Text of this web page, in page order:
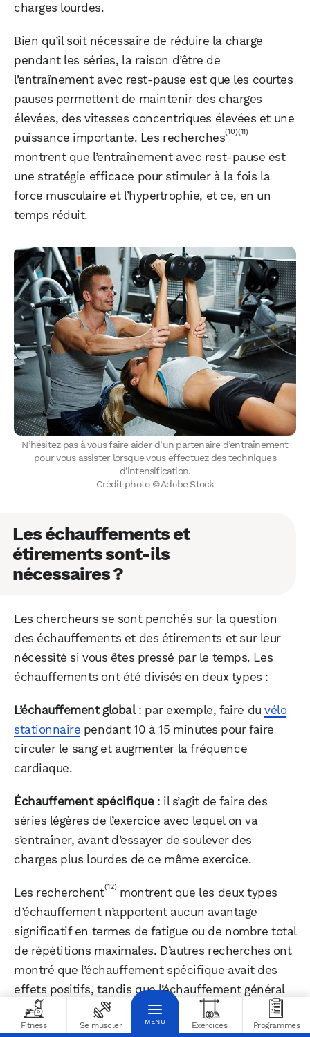
charges lourdes.
Bien qu’il soit nécessaire de réduire la charge
pendant les séries, la raison d’être de
l’entraînement avec rest-pause est que les courtes
pauses permettent de maintenir des charges
élevées, des vitesses concentriques élevées et une
puissance importante. Les recherches(10)(11)
montrent que l’entraînement avec rest-pause est
une stratégie efficace pour stimuler à la fois la
force musculaire et l’hypertrophie, et ce, en un
temps réduit.
N’hésitez pas à vous faire aider d’un partenaire d’entraînement
pour vous assister lorsque vous effectuez des techniques
d’intensification.
Crédit photo © Adobe Stock
Les échauffements et
étirements sont-ils
nécessaires ?
Les chercheurs se sont penchés sur la question
des échauffements et des étirements et sur leur
nécessité si vous êtes pressé par le temps. Les
échauffements ont été divisés en deux types :
L’échauffement global: par exemple, faire duvélo
stationnaire pendant 10 à 15 minutes pour faire
circuler le sang et augmenter la fréquence
cardiaque.
Échauffement spécifique: il s’agit de faire des
séries légères de l’exercice avec lequel on va
s’entraîner, avant d’essayer de soulever des
charges plus lourdes de ce même exercice.
Les recherchent(12) montrent que les deux types
d’échauffement n’apportent aucun avantage
significatif en termes de fatigue ou de nombre total
de répétitions maximales. D’autres recherches ont
montré que l’échauffement spécifique avait des
effets positifs, tandis que l’échauffement général
n’en avait aucun(13)
Fitness Se muscler Exercices Programmes